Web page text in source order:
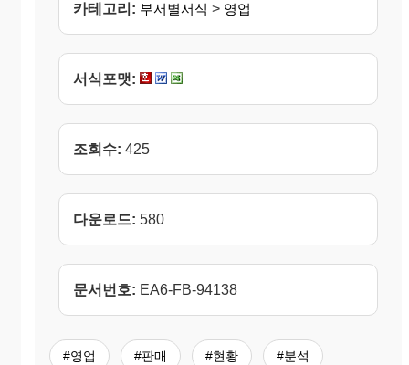
카테고리: 부서별서식 > 영업
서식포맷:
조회수: 425
다운로드: 580
문서번호: EA6-FB-94138
#영업 #판매 #현황 #분석